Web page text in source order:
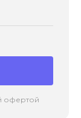
офертой